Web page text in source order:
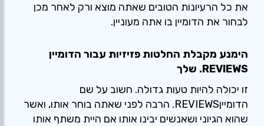
את כל הרעיונות הטובים שאתה מוצא ורק לאחר מכן
לבחור את הדומיין בו אתה מעוניין.
הימנע מקבלת החלטות פזיזיות עבור הדומיין
REVIEWS. שלך
זו יכולה להיות טעות גדולה. חשוב על שם
הדומייןREVIEWS. הרבה לפני שאתה בוחר אותו, ואשר
שהוא הגיוני ושאנשים יבינו אותו אם היית משתף אותו